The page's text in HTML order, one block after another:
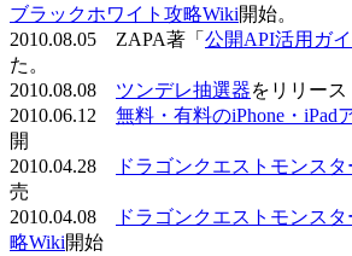
ブラックホワイト攻略Wiki開始。
2010.08.05 ZAPA著「 公開API活用ガ
た。
2010.08.08 ツンデレ抽選器をリリース
2010.06.12 無料・有料のiPhone・iPad
開
2010.04.28
ドラゴンクエストモンス
売
2010.04.08
ドラゴンクエストモンス
略Wiki開始